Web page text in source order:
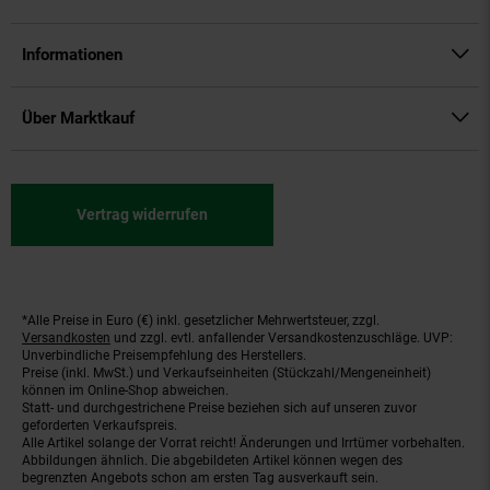
Informationen
Über Marktkauf
Vertrag widerrufen
Fußnoten
*Alle Preise in Euro (€) inkl. gesetzlicher Mehrwertsteuer, zzgl.
Versandkosten und zzgl. evtl. anfallender Versandkostenzuschläge. UVP:
Unverbindliche Preisempfehlung des Herstellers.
Preise (inkl. MwSt.) und Verkaufseinheiten (Stückzahl/Mengeneinheit)
können im Online-Shop abweichen.
Statt- und durchgestrichene Preise beziehen sich auf unseren zuvor
geforderten Verkaufspreis.
Alle Artikel solange der Vorrat reicht! Änderungen und Irrtümer vorbehalten.
Abbildungen ähnlich. Die abgebildeten Artikel können wegen des
begrenzten Angebots schon am ersten Tag ausverkauft sein.